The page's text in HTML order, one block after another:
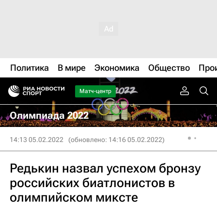
Политика В мире Экономика Общество
Матч-центр
Олимпиада 2022
14:13 05.02.2022 (обновлено: 14:16 05.02.2022)
Редькин назвал успехом бронзу
российских биатлонистов в
олимпийском миксте